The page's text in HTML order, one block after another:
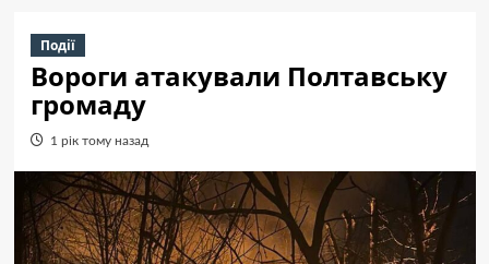
Події
Вороги атакували Полтавську
громаду
1 рік тому назад